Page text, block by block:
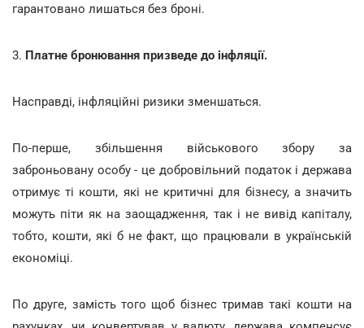
гарантовано лишаться без броні.
3. Платне бронювання призведе до інфляції.
Насправді, інфляційні ризики зменшаться.
По-перше, збільшення військового збору за
заброньовану особу - це добровільний податок і держава
отримує ті кошти, які не критичні для бізнесу, а значить
можуть піти як на заощадження, так і не вивід капіталу,
тобто, кошти, які б не факт, що працювали в українській
економіці.
По друге, замість того щоб бізнес тримав такі кошти на